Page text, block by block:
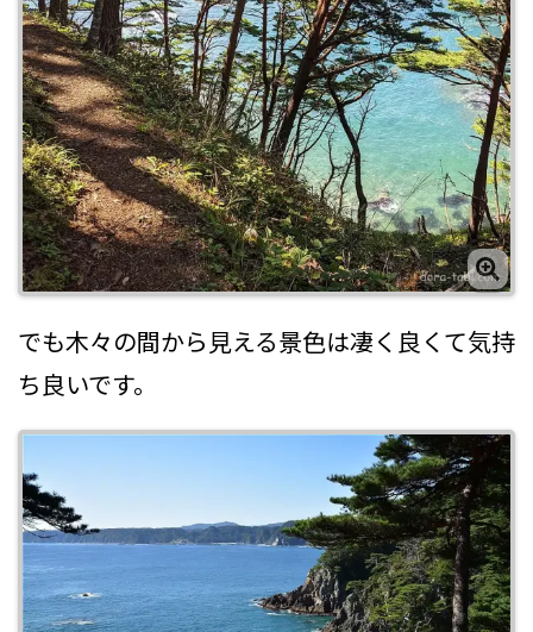
でも木々の間から見える景色は凄く良くて気持
ち良いです。